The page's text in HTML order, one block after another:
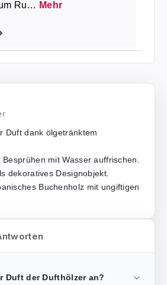
Ru… Mehr
Duft dank ölgetränktem
mit Wasser auffrischen.
dekoratives Designobjekt.
Buchenholz mit ungiftigen
Duft der Dufthölzer an?